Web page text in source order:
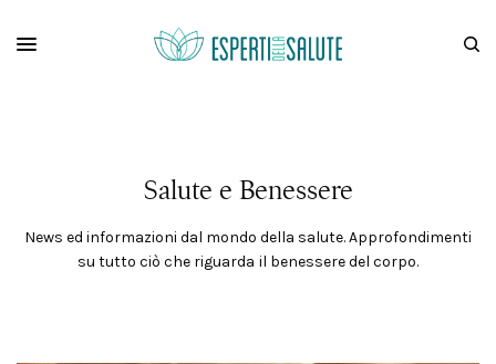
Salute e Benessere
News ed informazioni dal mondo della salute. Approfondimenti
su tutto ciò che riguarda il benessere del corpo.